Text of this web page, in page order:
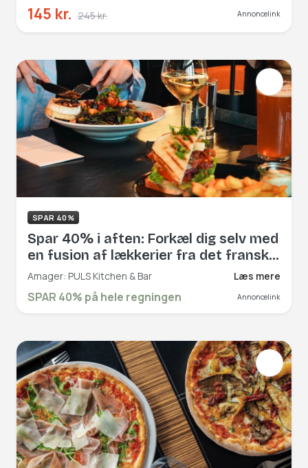
145 kr. 245 kr. Annoncelink
SPAR 40%
Spar 40% i aften: Forkæl dig selv med
en fusion af lækkerier fra det franske,
italienske og nordiske hos PULS
Kitchen & Bar, som har en skøn udsigt
til vand og Royal Arena. Book hér og
Amager: PULS Kitchen & Bar Læs mere
SPAR 40% på hele regningen Annoncelink